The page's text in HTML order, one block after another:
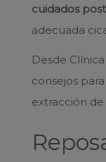
cuidados
adecuada
Desde
consejos
extracción de